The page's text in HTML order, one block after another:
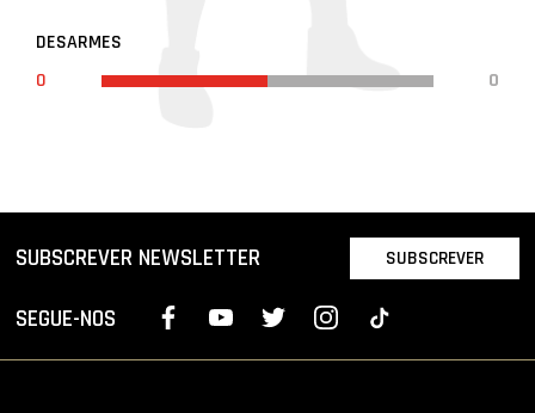
DESARMES
0
0
SUBSCREVER NEWSLETTER SUBSCREVER
SEGUE-NOS